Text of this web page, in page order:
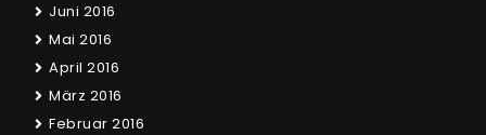
Juni 2016
Mai 2016
April 2016
März 2016
Februar 2016